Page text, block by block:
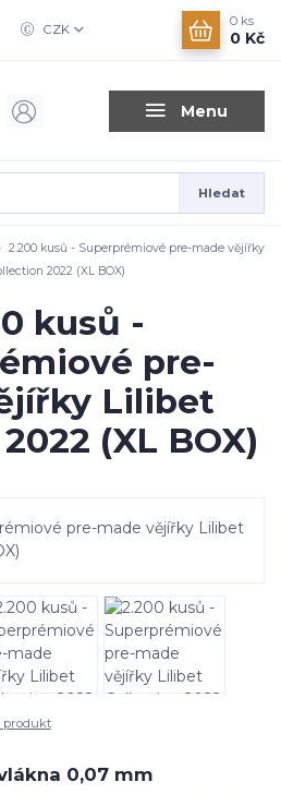
Menu
CZK
Hledat
0 ks
0 Kč
2.200 kusů - Superprémiové pre-made vějířky
2022 (XL BOX)
kusů -
pre-
Lilibet
(XL BOX)
produkt
0,07 mm